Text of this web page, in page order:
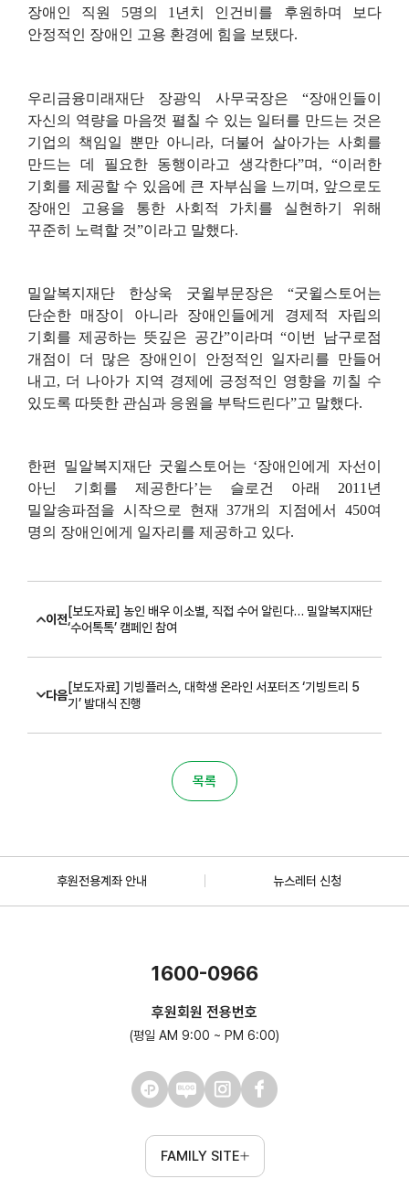
장애인 직원 5명의 1 년치 인건비를 후원하며 보다
안정적인 장애인 고용 환경에 힘을 보탰다.
우리금융미래재단 장광익 사무국장은 “장애인들이
자신의 역량을 마음껏 펼칠 수 있는 일터를 만드는 것은
기업의 책임일 뿐만 아니라, 더불어 살아가는 사회를
만드는 데 필요한 동행이라고 생각한다”며 , “이러한
기회를 제공할 수 있음에 큰 자부심을 느끼며 , 앞으로도
장애인 고용을 통한 사회적 가치를 실현하기 위해
꾸준히 노력할 것”이라고 말했다.
밀알복지재단 한상욱 굿윌부문장은 “굿윌스토어는
단순한 매장이 아니라 장애인들에게 경제적 자립의
기회를 제공하는 뜻깊은 공간”이라며 “이번 남구로점
개점이 더 많은 장애인이 안정적인 일자리를 만들어
내고, 더 나아가 지역 경제에 긍정적인 영향을 끼칠 수
있도록 따뜻한 관심과 응원을 부탁드린다”고 말했다.
한편 밀알복지재단 굿윌스토어는 ‘장애인에게 자선이
아닌 기회를 제공한다’는 슬로건 아래 2011 년
밀알송파점을 시작으로 현재
37개의 지점에서 450여
명의 장애인에게 일자리를 제공하고 있다.
이전
[보도자료] 농인 배우 이소별, 직접 수어 알린다… 밀알복지재단
‘수어톡톡’ 캠페인 참여
다음
[보도자료] 기빙플러스, 대학생 온라인 서포터즈 ‘기빙트리 5
기’ 발대식 진행
목록
후원전용계좌 안내 뉴스레터 신청
1600-0966
후원회원 전용번호
(평일 AM 9:00 ~ PM 6:00)
FAMILY SITE